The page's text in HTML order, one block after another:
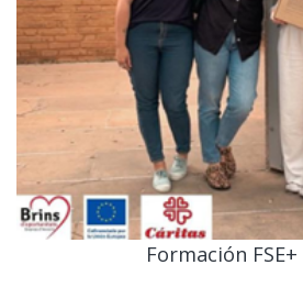
Formación FSE+